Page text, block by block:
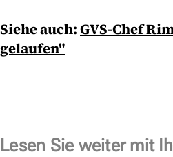
Siehe auch:GVS-Chef
gelaufen"
Lesen Sie weiter mit